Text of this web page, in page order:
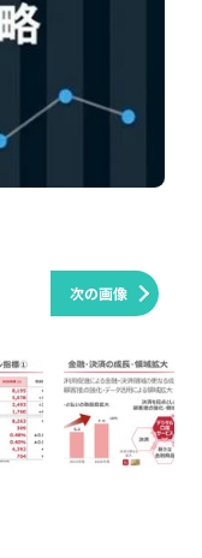
次の画像